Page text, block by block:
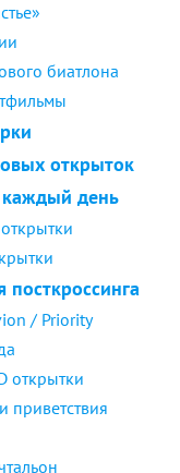
биатлона
открыток
день
/ Priority
открытки
приветствия